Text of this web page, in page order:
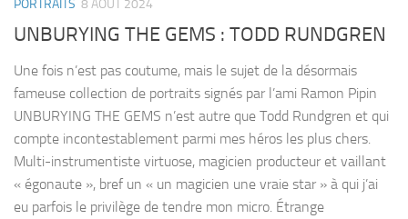
PORTRAITS 8 AOÛT 2024
UNBURYING THE GEMS : TODD RUNDGREN
Une fois n’est pas coutume, mais le sujet de la désormais
fameuse collection de portraits signés par l’ami Ramon Pipin
UNBURYING THE GEMS n’est autre que Todd Rundgren et qui
compte incontestablement parmi mes héros les plus chers.
Multi-instrumentiste virtuose, magicien producteur et vaillant
« égonaute », bref un « un magicien une vraie star » à qui j’ai
eu parfois le privilège de tendre mon micro. Étrange